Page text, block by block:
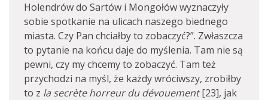
Holendrów do Sartów i Mongołów wyznaczyły
sobie spotkanie na ulicach naszego biednego
miasta. Czy Pan chciałby to zobaczyć?”. Zwłaszcza
to pytanie na końcu daje do myślenia. Tam nie są
pewni, czy my chcemy to zobaczyć. Tam też
przychodzi na myśl, że każdy wróciwszy, zrobiłby
to z la secrète horreur du dévouement[23], jak